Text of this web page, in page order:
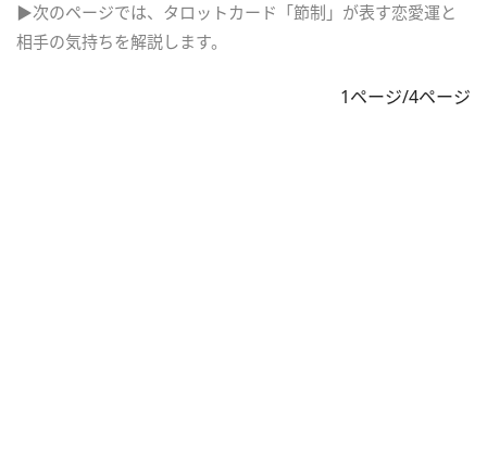
▶次のページでは、タロットカード「節制」が表す恋愛運と
相手の気持ちを解説します。
1ページ/4ページ